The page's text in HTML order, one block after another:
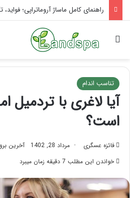
تاثیر ماساژ بر افسردگی؛ با ماساژ
جستجو برای
تناسب اندام
آیا لاغری با تردمیل
است؟
فائزه عسگری مرداد 28, 1402 آخرین بروز
خواندن این مطلب 7 دقیقه زمان میبرد